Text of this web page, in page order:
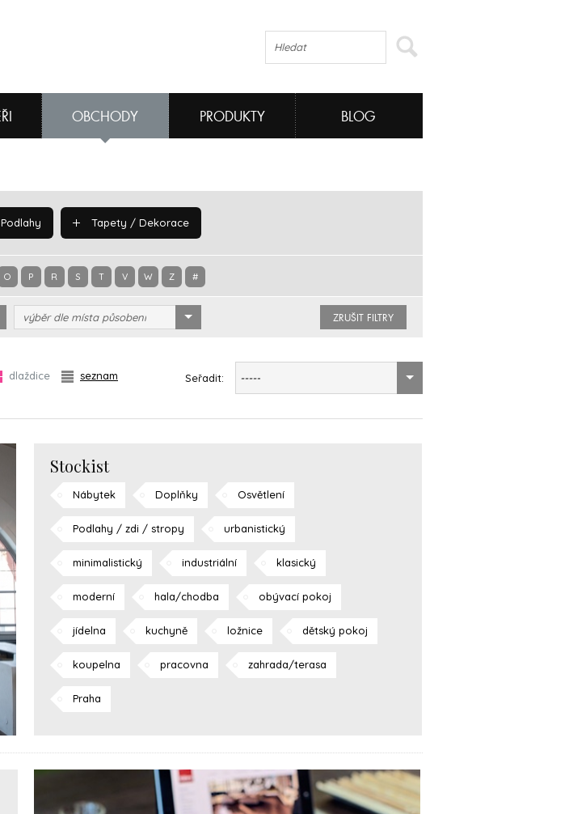
OBCHODY PRODUKTY BLOG
Podlahy Tapety / Dekorace
O P R S T V W Z #
výběr dle místa působení ZRUŠIT FILTRY
dlaždice seznam Seřadit: -----
Stockist
Nábytek Doplňky Osvětlení
Podlahy / zdi / stropy urbanistický
minimalistický industriální klasický
moderní hala/chodba obývací pokoj
jídelna kuchyně ložnice dětský pokoj
koupelna pracovna zahrada/terasa
Praha